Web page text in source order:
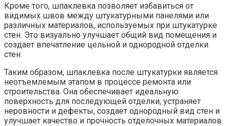
Кроме того, шпаклевка позволяет избавиться от
видимых швов между штукатурными панелями или
различных материалов, используемых при штукатурке
стен.​ Это визуально улучшает общий вид помещения и
создает впечатление цельной и однородной отделки
стен.
Таким образом, шпаклевка после штукатурки является
неотъемлемым этапом в процессе ремонта или
строительства.​ Она обеспечивает идеальную
поверхность для последующей отделки, устраняет
неровности и дефекты, создает однородный вид стен и
улучшает качество и прочность отделочных материалов.​